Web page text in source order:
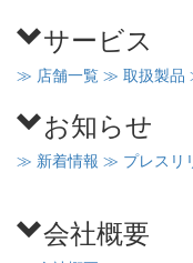
サービス
≫ 店舗一覧 ≫ 取扱製品
お知らせ
≫ 新着情報 ≫ プレスリ
会社概要